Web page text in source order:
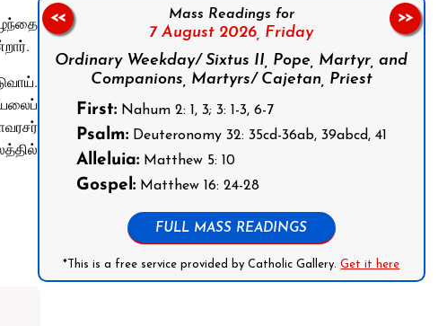
Mass Readings for
7 August 2026, Friday
Ordinary Weekday/ Sixtus II, Pope, Martyr, and
Companions, Martyrs/ Cajetan, Priest
First:Nahum 2: 1, 3; 3: 1-3, 6-7
Psalm:Deuteronomy 32: 35cd-36ab, 39abcd, 41
Alleluia:Matthew 5: 10
Gospel:Matthew 16: 24-28
FULL MASS READINGS
*This is a free service provided by Catholic Gallery.Get it here
<< >>